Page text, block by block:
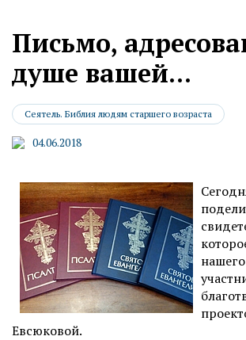
Письмо,
душе вашей...
Сеятель. Библия людям старшего возраста
04.06.2018
Евсюковой.